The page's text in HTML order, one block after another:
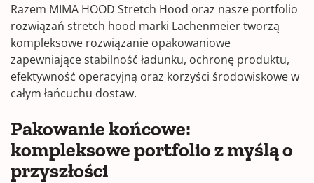
Razem MIMA HOOD Stretch Hood oraz nasze portfolio
rozwiązań stretch hood marki Lachenmeier tworzą
kompleksowe rozwiązanie opakowaniowe
zapewniające stabilność ładunku, ochronę produktu,
efektywność operacyjną oraz korzyści środowiskowe w
całym łańcuchu dostaw.
Pakowanie końcowe:
kompleksowe portfolio z myślą o
przyszłości